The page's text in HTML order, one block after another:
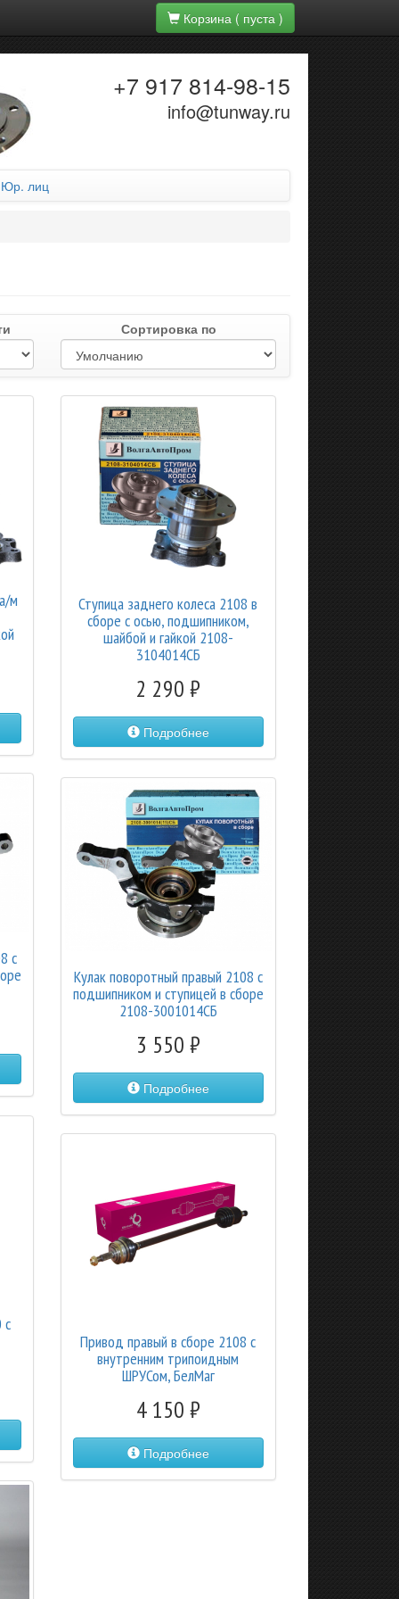
Корзина ( пуста )
+7 917 814-98-15
info@tunway.ru
лиц
Сортировка по
м
Ступица заднего колеса 2108 в
сборе с осью, подшипником,
шайбой и гайкой 2108-
3104014СБ
2 290
Подробнее
с
Кулак поворотный правый 2108 с
подшипником и ступицей в сборе
2108-3001014СБ
3 550
Подробнее
с
Привод правый в сборе 2108 с
внутренним трипоидным
ШРУСом, БелМаг
4 150
Подробнее